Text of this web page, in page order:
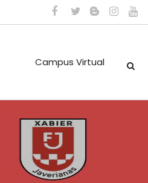
Campus Virtual